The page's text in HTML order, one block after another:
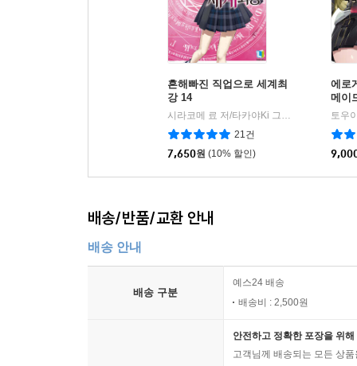
흔해빠진 직업으로 세계최
강 14
시라코메 료 저/타카야Ki 그림/김장준 역 | 디
21건
7,650원 (10% 할인)
에로
메이
도련
배송/반품/교환 안내
배송 안내
배송 구분
예스24 배송
배송비 : 2,500원
안전하고 정확한 포장을 위
고객님께 배송되는 모든 상